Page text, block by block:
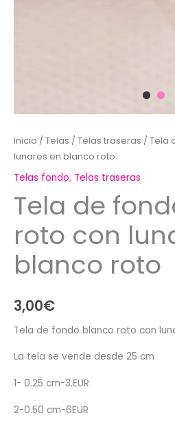
Inicio / Telas / Telas traseras / Tela
lunares en blanco roto
Telas fondo, Telas traseras
Tela de
roto con
blanco roto
3,00€
Tela de fondo blanco roto con
La tela se vende desde 25 cm
1- 0.25 cm-3.EUR
2-0.50 cm-6EUR